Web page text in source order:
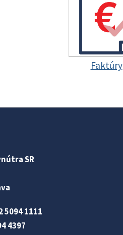
Faktúry
SR
5094 1111
4397